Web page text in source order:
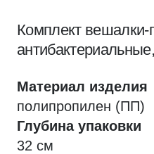
Комплект вешалки-
Материал изделия
полипропилен (ПП)
Глубина упаковки
32 см